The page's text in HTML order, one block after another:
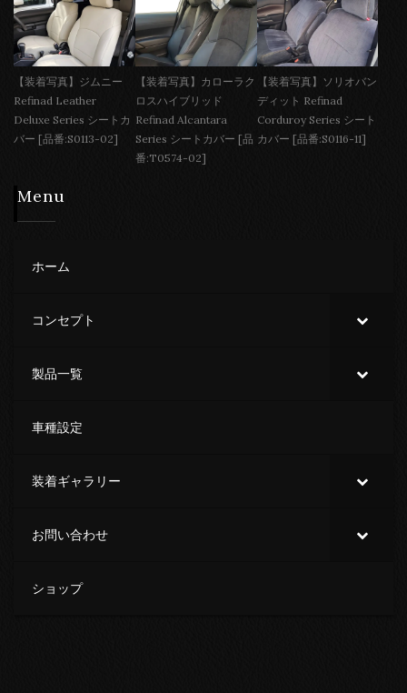
【装着写真】ジムニー
Refinad Leather
Deluxe Series シートカ
バー [品番:S0113-02]
【装着写真】カローラク
ロスハイブリッド
Refinad Alcantara
Series シートカバー [品
番:T0574-02]
【装着写真】ソリオバン
ディット Refinad
Corduroy Series シート
カバー [品番:S0116-11]
Menu
ホーム
コンセプト
製品一覧
車種設定
装着ギャラリー
お問い合わせ
ショップ